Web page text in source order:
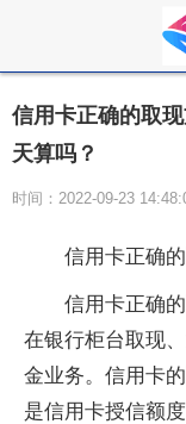
信用卡正确的取
天算吗？
时间：2022-09-23
信用卡正确
信用卡正确
在银行柜台取现
金业务。信用卡
是信用卡授信额